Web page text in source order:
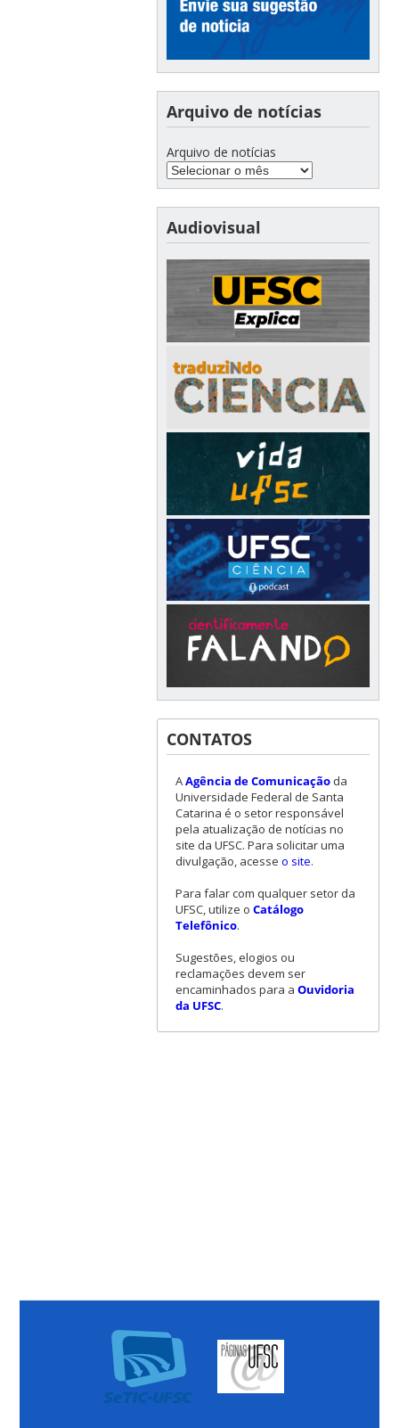
Arquivo de notícias
Arquivo de notícias
Audiovisual
CONTATOS
AAgência de Comunicaçãoda
Universidade Federal de Santa
Catarina é o setor responsável
pela atualização de notícias no
site da UFSC. Para solicitar uma
divulgação, acesse o site.
Para falar com qualquer setor da
UFSC, utilize o Catálogo
Telefônico.
Sugestões, elogios ou
reclamações devem ser
encaminhados para a Ouvidoria
da UFSC.